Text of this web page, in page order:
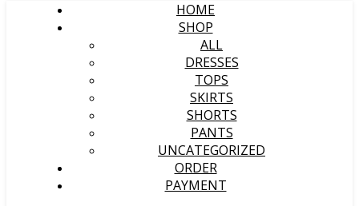
HOME
SHOP
ALL
DRESSES
TOPS
SKIRTS
SHORTS
PANTS
UNCATEGORIZED
ORDER
PAYMENT